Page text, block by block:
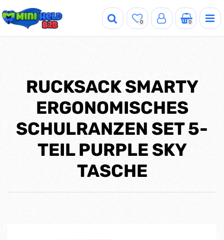
0 0
RUCKSACK SMARTY
ERGONOMISCHES
SCHULRANZEN SET 5-
TEIL PURPLE SKY
TASCHE